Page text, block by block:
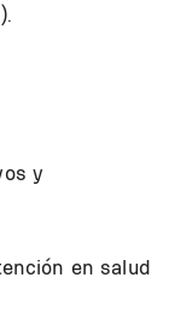
y
en salud